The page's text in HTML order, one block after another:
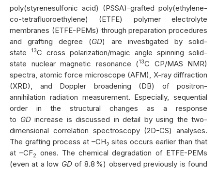
poly(styrenesulfonic acid) (PSSA)-grafted poly(ethylene-
co-tetrafluoroethylene) (ETFE) polymer electrolyte
membranes (ETFE-PEMs) through preparation procedures
and grafting degree (GD) are investigated by solid-
state
13C cross polarization/magic angle spinning solid-
state nuclear magnetic resonance (13C CP/MAS NMR)
spectra, atomic force microscope (AFM), X-ray diffraction
(XRD), and Doppler broadening (DB) of positron-
annihilation radiation measurement. Especially, sequential
order in the structural changes as a response
to GDincrease is discussed in detail by using the two-
dimensional correlation spectroscopy (2D-CS) analyses.
The grafting process at –CH2 sites occurs earlier than that
at –CF2 ones. The chemical degradation of ETFE-PEMs
(even at a low GDof 8.8 %) observed previously is found